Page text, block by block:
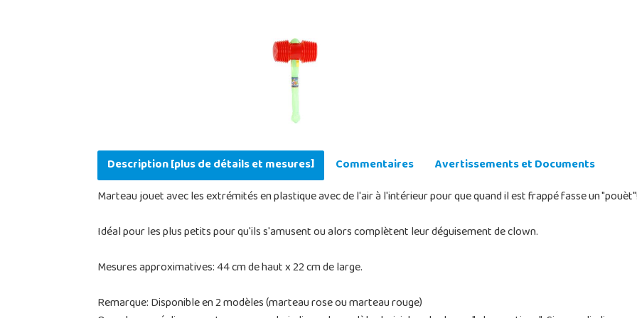
Description [plus de détails et mesures] Commentaires
Avertissements et Documents
Marteau jouet avec les extrémités en plastique avec de l'air à l'intérieur pour que quand il est frappé fasse un
Idéal pour les plus petits pour qu'ils s'amusent ou alors complètent leur déguisement de clown.
Mesures approximatives: 44 cm de haut x 22 cm de large.
Remarque: Disponible en 2 modèles (marteau rose ou marteau rouge)